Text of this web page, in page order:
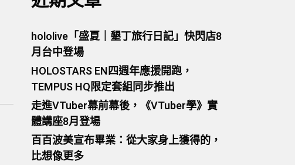
hololive「盛夏｜墾丁旅行日記」快閃店8
月台中登場
HOLOSTARS EN四週年應援開跑，
TEMPUS HQ限定套組同步推出
走進VTuber幕前幕後，《VTuber學》實
體講座8月登場
百百波美宣布畢業：從大家身上獲得的，
比想像更多